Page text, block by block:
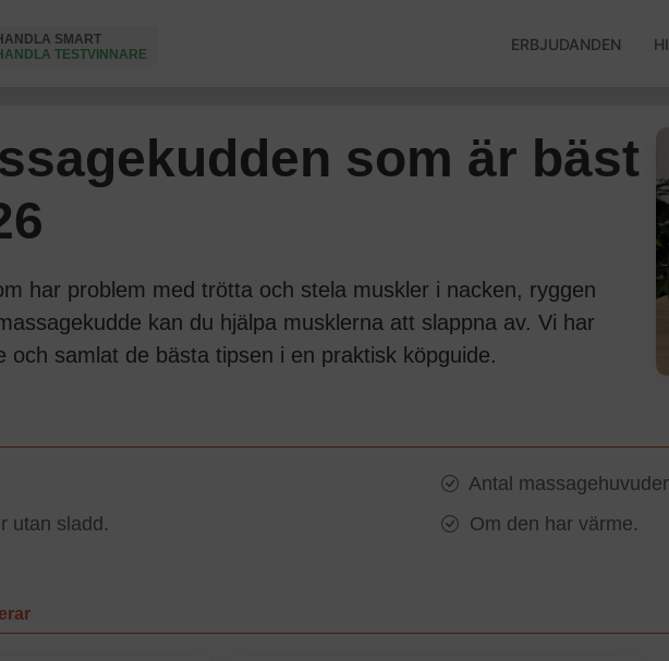
SMART
TESTVINNARE
ERBJUDANDEN
som är bäst
har problem med trötta och stela muskler i nacken, ryggen
kan du hjälpa musklerna att slappna av. Vi har
och samlat de bästa tipsen i en praktisk köpguide.
Antal
utan sladd.
Om den har värme.